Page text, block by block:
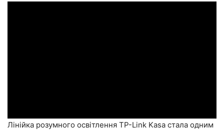
Лінійка розумного освітлення TP-Link Kasa стала одним